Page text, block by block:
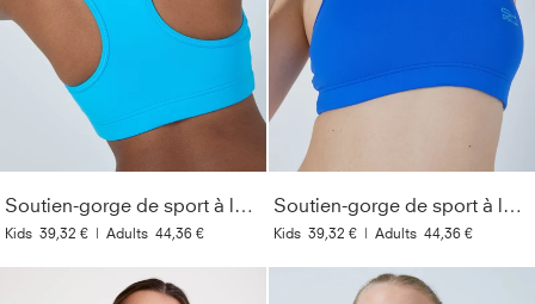
Soutien-gorge de sport à larges bretelles, turquoise
Kids 39,32 € | Adults 44,36 €
Soutien-gorge de sport à larges bretelles, bleu cobalt
Kids 39,32 € | Adults 44,36 €